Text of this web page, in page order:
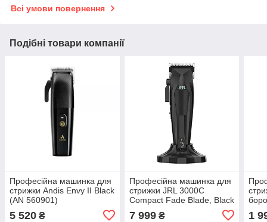
Всі умови повернення
Подібні товари компанії
Професійна машинка для
стрижки Andis Envy II Black
(AN 560901)
5 520 ₴
Професійна машинка для
стрижки JRL 3000C
Compact Fade Blade, Black
7 999₴ 1